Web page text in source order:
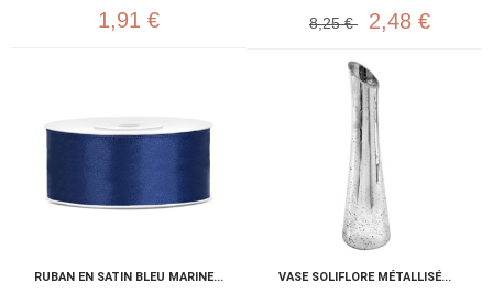
1,91 € 8,25 € 2,48 €
RUBAN EN SATIN BLEU MARINE... VASE SOLIFLORE MÉTALLISÉ...